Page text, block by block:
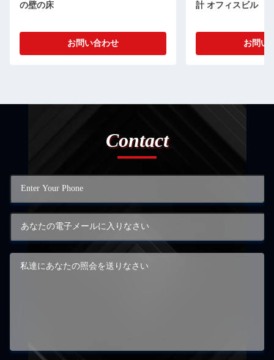
の壁の床
お問い合わせ
計 オフィスビル
お問い
Contact